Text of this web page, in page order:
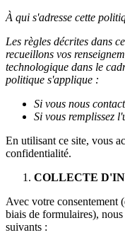
À qui s'adresse cette
Les règles décrites dans
recueillons vos
technologique dans le
politique s'applique :
Si vous nous
Si vous remplissez
En utilisant ce site, vous
confidentialité.
COLLECTE
Avec votre consentement
biais de formulaires),
suivants :